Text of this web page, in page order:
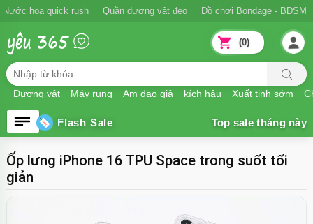
Ngăn xuất tinh sớm Nước hoa quick rush Quần dương vật đeo Đồ
Dương vật Máy rung Âm đạo giả kích hậu Xuất tinh sớm
(0)
Flash Sale
Ốp lưng iPhone 16 TPU Space trong suốt tối
giản